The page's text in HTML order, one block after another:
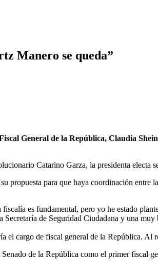
Manero se queda”
General de la República, Claudia
Catarino Garza, la presidenta electa
propuesta para que haya coordinación
es fundamental, pero yo he estado
de Seguridad Ciudadana y una muy
el cargo de fiscal general de la República. Al
de la República como el primer fiscal